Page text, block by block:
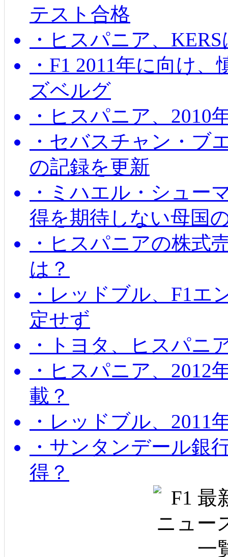
テスト合格
・ヒスパニア、
・F1 2011年に向け
ズベルグ
・ヒスパニア、2010
・セバスチャン・ブ
の記録を更新
・ミハエル・シュー
得を期待しない母国
・ヒスパニアの株式
は？
・レッドブル、F1エ
定せず
・トヨタ、ヒスパニ
・ヒスパニア、2012
載？
・レッドブル、2011
・サンタンデール銀
得？